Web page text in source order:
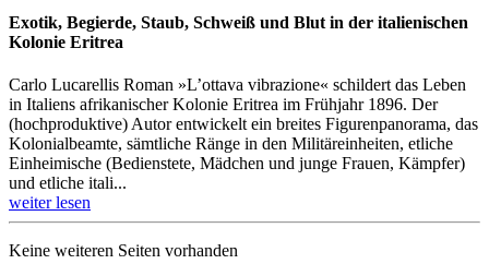
Exotik, Begierde, Staub, Schweiß und Blut in der italienischen
Kolonie Eritrea
Carlo Lucarellis Roman »L’ottava vibrazione« schildert das Leben
in Italiens afrikanischer Kolonie Eritrea im Frühjahr 1896. Der
(hochproduktive) Autor entwickelt ein breites Figurenpanorama, das
Kolonialbeamte, sämtliche Ränge in den Militäreinheiten, etliche
Einheimische (Bedienstete, Mädchen und junge Frauen, Kämpfer)
und etliche itali...
weiter lesen
Keine weiteren Seiten vorhanden